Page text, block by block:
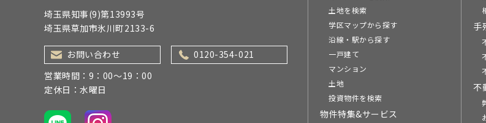
埼玉県知事(9)第13993号
埼玉県草加市氷川町2133-6
お問い合わせ
0120-354-021
営業時間：9：00～19：00
定休日：水曜日
土地を検索
学区マップから探す
沿線・駅から探す
一戸建て
マンション
土地
投資物件を検索
物件特集&サービス
手
不